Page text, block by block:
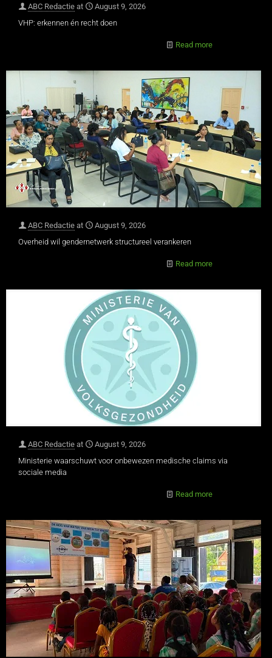
ABC Redactie at
August 9, 2026
VHP: erkennen én recht doen
Read more
ABC Redactie at
August 9, 2026
Overheid wil gendernetwerk structureel verankeren
Read more
ABC Redactie at
August 9, 2026
Ministerie waarschuwt voor onbewezen medische claims via
sociale media
Read more